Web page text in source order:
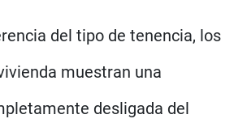
del tipo de tenencia, los
muestran una
desligada del